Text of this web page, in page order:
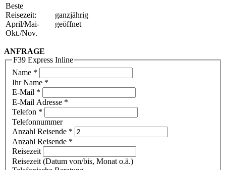
Beste
Reisezeit:
April/Mai-
Okt./Nov.
ganzjährig
geöffnet
ANFRAGE
F39 Express Inline
Name *
Ihr Name *
E-Mail *
E-Mail Adresse *
Telefon *
Telefonnummer
Anzahl Reisende *
Anzahl Reisende *
Reisezeit
Reisezeit (Datum von/bis, Monat o.ä.)